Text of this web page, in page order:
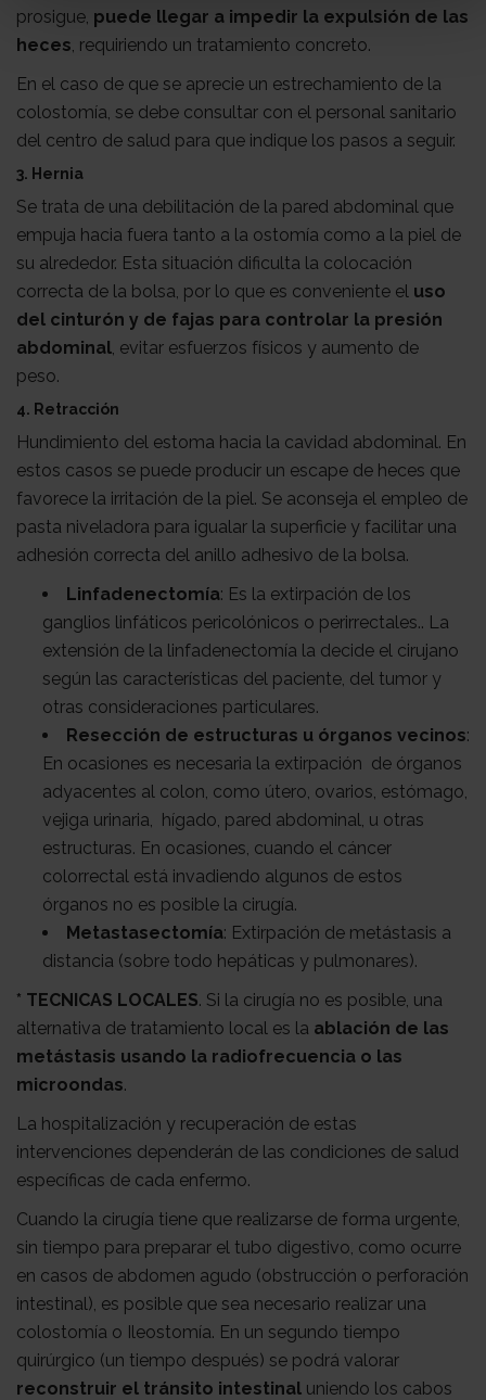
prosigue, puede llegar a impedir la expulsión de las
heces , requiriendo un tratamiento concreto.
En el caso de que se aprecie un estrechamiento de la
colostomía, se debe consultar con el personal sanitario
del centro de salud para que indique los pasos a seguir.
3. Hernia
Se trata de una debilitación de la pared abdominal que
empuja hacia fuera tanto a la ostomía como a la piel de
su alrededor. Esta situación dificulta la colocación
correcta de la bolsa, por lo que es conveniente el uso
del cinturón y de fajas para controlar la presión
abdominal , evitar esfuerzos físicos y aumento de
peso.
4. Retracción
Hundimiento del estoma hacia la cavidad abdominal. En
estos casos se puede producir un escape de heces que
favorece la irritación de la piel. Se aconseja el empleo de
pasta niveladora para igualar la superficie y facilitar una
adhesión correcta del anillo adhesivo de la bolsa.
Linfadenectomía: Es la extirpación de los
ganglios linfáticos pericolónicos o perirrectales.. La
extensión de la linfadenectomía la decide el cirujano
según las características del paciente, del tumor y
otras consideraciones particulares.
Resección de estructuras u órganos vecinos:
En ocasiones es necesaria la extirpación de órganos
adyacentes al colon, como útero, ovarios, estómago,
vejiga urinaria, hígado, pared abdominal, u otras
estructuras. En ocasiones, cuando el cáncer
colorrectal está invadiendo algunos de estos
órganos no es posible la cirugía.
Metastasectomía: Extirpación de metástasis a
distancia (sobre todo hepáticas y pulmonares).
* TECNICAS LOCALES. Si la cirugía no es posible, una
alternativa de tratamiento local es la ablación de las
metástasis usando la radiofrecuencia o las
microondas.
La hospitalización y recuperación de estas
intervenciones dependerán de las condiciones de salud
específicas de cada enfermo.
Cuando la cirugía tiene que realizarse de forma urgente,
sin tiempo para preparar el tubo digestivo, como ocurre
en casos de abdomen agudo (obstrucción o perforación
intestinal), es posible que sea necesario realizar una
colostomía o Ileostomía. En un segundo tiempo
quirúrgico (un tiempo después) se podrá valorar
reconstruir el tránsito intestinal uniendo los cabos